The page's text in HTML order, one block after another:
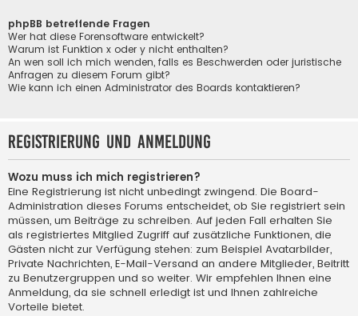
phpBB betreffende Fragen
Wer hat diese Forensoftware entwickelt?
Warum ist Funktion x oder y nicht enthalten?
An wen soll ich mich wenden, falls es Beschwerden oder juristische
Anfragen zu diesem Forum gibt?
Wie kann ich einen Administrator des Boards kontaktieren?
Registrierung und Anmeldung
Wozu muss ich mich registrieren?
Eine Registrierung ist nicht unbedingt zwingend. Die Board-
Administration dieses Forums entscheidet, ob Sie registriert sein
müssen, um Beiträge zu schreiben. Auf jeden Fall erhalten Sie
als registriertes Mitglied Zugriff auf zusätzliche Funktionen, die
Gästen nicht zur Verfügung stehen: zum Beispiel Avatarbilder,
Private Nachrichten, E-Mail-Versand an andere Mitglieder, Beitritt
zu Benutzergruppen und so weiter. Wir empfehlen Ihnen eine
Anmeldung, da sie schnell erledigt ist und Ihnen zahlreiche
Vorteile bietet.